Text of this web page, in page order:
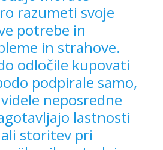
timskega dela”
ROI Boot Camp
razumeti svoje
potrebe in
in strahove.
odločile kupovati
podpirale samo,
neposredne
lastnosti
storitev pri